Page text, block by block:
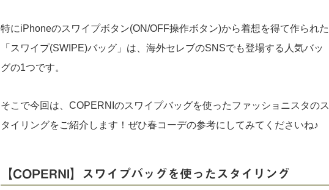
特にiPhoneのスワイプボタン(ON/OFF操作ボタン)から着想を得て作られた
「スワイプ(SWIPE)バッグ」は、海外セレブのSNSでも登場する人気バッ
グの1つです。
そこで今回は、COPERNIのスワイプバッグを使ったファッショニスタのス
タイリングをご紹介します！ぜひ春コーデの参考にしてみてくださいね♪
【COPERNI】スワイプバッグを使ったスタイリング